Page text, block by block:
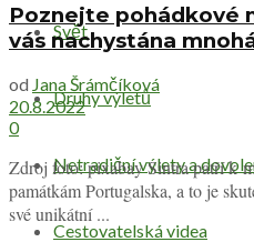
Svět
Druhy výletů
Netradiční výlety a
Cestovatelská videa
Poznejte pohádkové
vás nachystána
od Jana Šrámčíková
20.8.2022
0
Zdroj foto: pixabay Sintra patří k
památkám Portugalska, a to je
své unikátní ...